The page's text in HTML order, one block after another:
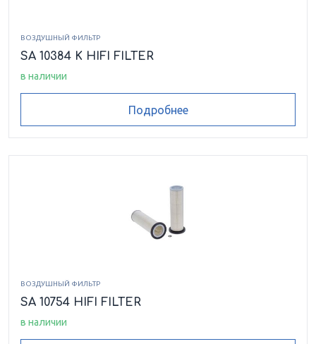
ВОЗДУШНЫЙ ФИЛЬТР
SA 10384 K HIFI FILTER
в наличии
Подробнее
ВОЗДУШНЫЙ ФИЛЬТР
SA 10754 HIFI FILTER
в наличии